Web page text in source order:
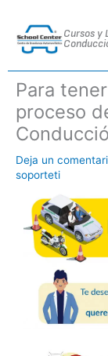
contenido
Cursos y
Para
proceso
Deja un
soporteti